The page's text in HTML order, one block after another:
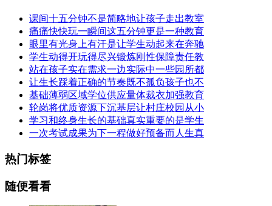
课间十五分钟不是简略地让孩子走出教室
痛痛快快玩一瞬间这五分钟更是一种教育
眼里有光身上有汗是让学生动起来在奔驰
学生动得开玩得尽兴锻炼刚性保障责任教
站在孩子实在需求一边实际中一些园所都
让生长踩着正确的节奏既不孤负孩子也不
基础薄弱区域学位供应量体裁衣加强教育
轮岗将优质资源下沉基层让村庄校园从小
学习和终身生长的基础真实重要的是学生
一次考试成果为下一程做好预备而人生真
热门标签
随便看看